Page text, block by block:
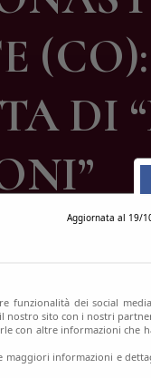
DI
Aggiornata al 19/
funzionalità dei social
sito con i nostri
con altre informazioni che
informazioni e